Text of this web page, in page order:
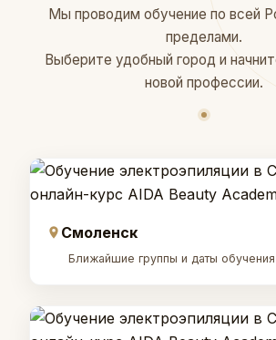
Мы проводим обучение по всей
пределами.
Выберите удобный город и
новой профессии.
Смоленск
Ближайшие группы и даты обучения